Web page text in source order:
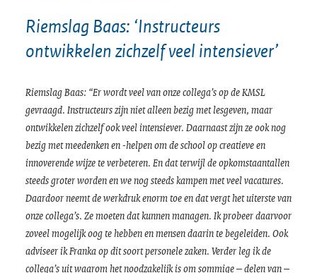
Riemslag Baas: ‘Instructeurs
ontwikkelen zichzelf veel intensiever’
Riemslag Baas:“Er wordt veel van onze collega’s op de KMSL
gevraagd. Instructeurs zijn niet alleen bezig met lesgeven, maar
ontwikkelen zichzelf ook veel intensiever. Daarnaast zijn ze ook nog
bezig met meedenken en -helpen om de school op creatieve en
innoverende wijze te verbeteren. En dat terwijl de opkomstaantallen
steeds groter worden en we nog steeds kampen met veel vacatures.
Daardoor neemt de werkdruk enorm toe en dat vergt het uiterste van
onze collega’s. Ze moeten dat kunnen managen. Ik probeer daarvoor
zoveel mogelijk oog te hebben en mensen daarin te begeleiden. Ook
adviseer ik Franka op dit soort personele zaken. Verder leg ik de
collega’s uit waarom het noodzakelijk is om sommige – delen van –